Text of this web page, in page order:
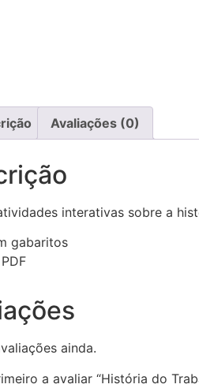
Avaliações (0)
interativas sobre a
gabaritos
ainda.
a avaliar “História do